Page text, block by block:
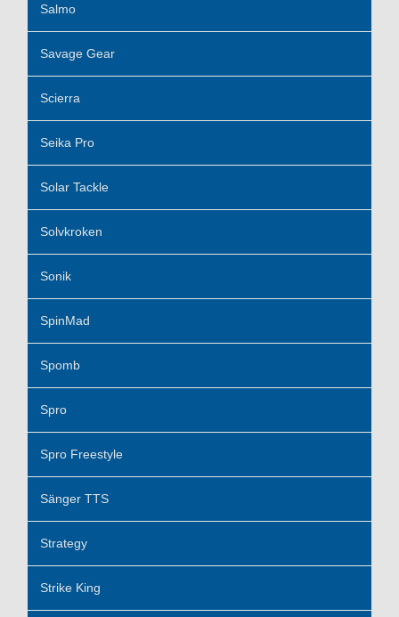
Salmo
Savage Gear
Scierra
Seika Pro
Solar Tackle
Solvkroken
Sonik
SpinMad
Spomb
Spro
Spro Freestyle
Sänger TTS
Strategy
Strike King